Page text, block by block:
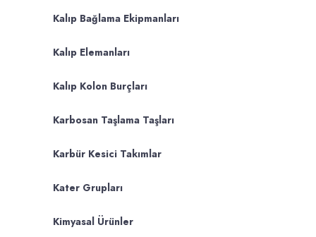
Kalıp Bağlama Ekipmanları
Kalıp Elemanları
Kalıp Kolon Burçları
Karbosan Taşlama Taşları
Karbür Kesici Takımlar
Kater Grupları
Kimyasal Ürünler